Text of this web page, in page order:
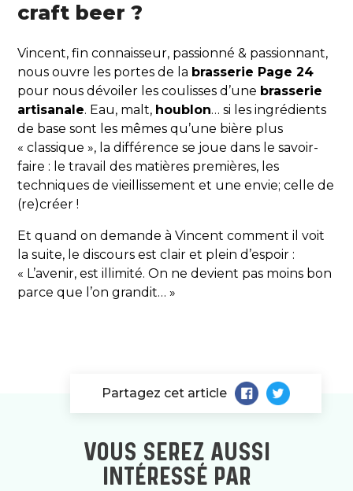
craft beer ?
Vincent, fin connaisseur, passionné & passionnant,
nous ouvre les portes de la brasserie Page 24
pour nous dévoiler les coulisses d’une brasserie
artisanale. Eau, malt, houblon… si les ingrédients
de base sont les mêmes qu’une bière plus
« classique », la différence se joue dans le savoir-
faire : le travail des matières premières, les
techniques de vieillissement et une envie; celle de
(re)créer !
Et quand on demande à Vincent comment il voit
la suite, le discours est clair et plein d’espoir :
« L’avenir, est illimité. On ne devient pas moins bon
parce que l’on grandit… »
Partagez cet article
VOUS SEREZ AUSSI
INTÉRESSÉ PAR